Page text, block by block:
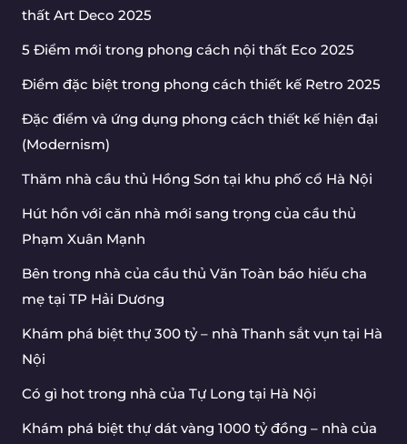
thất Art Deco 2025
5 Điểm mới trong phong cách nội thất Eco 2025
Điểm đặc biệt trong phong cách thiết kế Retro 2025
Đặc điểm và ứng dụng phong cách thiết kế hiện đại
(Modernism)
Thăm nhà cầu thủ Hồng Sơn tại khu phố cổ Hà Nội
Hút hồn với căn nhà mới sang trọng của cầu thủ
Phạm Xuân Mạnh
Bên trong nhà của cầu thủ Văn Toàn báo hiếu cha
mẹ tại TP Hải Dương
Khám phá biệt thự 300 tỷ – nhà Thanh sắt vụn tại Hà
Nội
Có gì hot trong nhà của Tự Long tại Hà Nội
Khám phá biệt thự dát vàng 1000 tỷ đồng – nhà của